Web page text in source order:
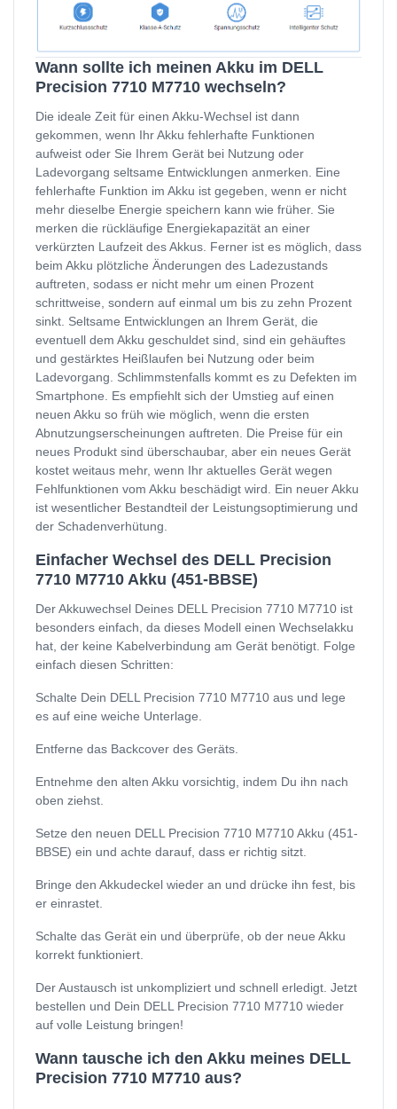
Wann sollte ich meinen Akku im DELL
Precision 7710 M7710 wechseln?
Die ideale Zeit für einen Akku-Wechsel ist dann
gekommen, wenn Ihr Akku fehlerhafte Funktionen
aufweist oder Sie Ihrem Gerät bei Nutzung oder
Ladevorgang seltsame Entwicklungen anmerken. Eine
fehlerhafte Funktion im Akku ist gegeben, wenn er nicht
mehr dieselbe Energie speichern kann wie früher. Sie
merken die rückläufige Energiekapazität an einer
verkürzten Laufzeit des Akkus. Ferner ist es möglich, dass
beim Akku plötzliche Änderungen des Ladezustands
auftreten, sodass er nicht mehr um einen Prozent
schrittweise, sondern auf einmal um bis zu zehn Prozent
sinkt. Seltsame Entwicklungen an Ihrem Gerät, die
eventuell dem Akku geschuldet sind, sind ein gehäuftes
und gestärktes Heißlaufen bei Nutzung oder beim
Ladevorgang. Schlimmstenfalls kommt es zu Defekten im
Smartphone. Es empfiehlt sich der Umstieg auf einen
neuen Akku so früh wie möglich, wenn die ersten
Abnutzungserscheinungen auftreten. Die Preise für ein
neues Produkt sind überschaubar, aber ein neues Gerät
kostet weitaus mehr, wenn Ihr aktuelles Gerät wegen
Fehlfunktionen vom Akku beschädigt wird. Ein neuer Akku
ist wesentlicher Bestandteil der Leistungsoptimierung und
der Schadenverhütung.
Einfacher Wechsel des DELL Precision
7710 M7710 Akku (451-BBSE)
Der Akkuwechsel Deines DELL Precision 7710 M7710 ist
besonders einfach, da dieses Modell einen Wechselakku
hat, der keine Kabelverbindung am Gerät benötigt. Folge
einfach diesen Schritten:
Schalte Dein DELL Precision 7710 M7710 aus und lege
es auf eine weiche Unterlage.
Entferne das Backcover des Geräts.
Entnehme den alten Akku vorsichtig, indem Du ihn nach
oben ziehst.
Setze den neuen DELL Precision 7710 M7710 Akku (451-
BBSE) ein und achte darauf, dass er richtig sitzt.
Bringe den Akkudeckel wieder an und drücke ihn fest, bis
er einrastet.
Schalte das Gerät ein und überprüfe, ob der neue Akku
korrekt funktioniert.
Der Austausch ist unkompliziert und schnell erledigt. Jetzt
bestellen und Dein DELL Precision 7710 M7710 wieder
auf volle Leistung bringen!
Wann tausche ich den Akku meines DELL
Precision 7710 M7710 aus?